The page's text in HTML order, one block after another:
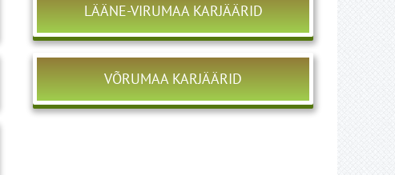
LÄÄNE-VIRUMAA KARJÄÄRID
VÕRUMAA KARJÄÄRID